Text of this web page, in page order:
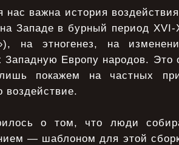
нас важна история
Западе в бурный период
на этногенез, на
Западную Европу народов. Это
покажем на частных
воздействие.
о том, что люди
— шаблоном для этой